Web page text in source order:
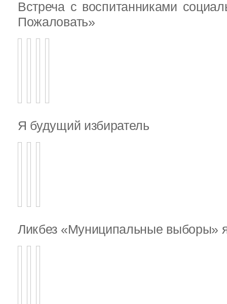
Встреча с воспитанниками
Пожаловать»
Я будущий избиратель
Ликбез «Муниципальные выборы»